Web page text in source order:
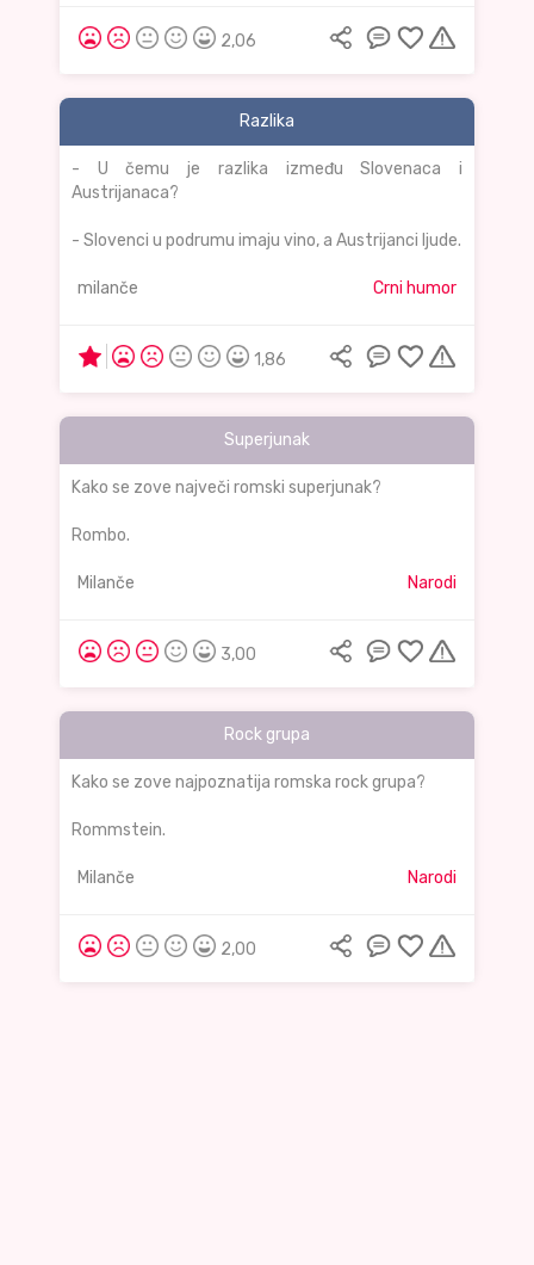
2,06
Razlika
- U čemu je razlika između Slovenaca i
Austrijanaca?
- Slovenci u podrumu imaju vino, a Austrijanci ljude.
milanče Crni humor
1,86
Superjunak
Kako se zove največi romski superjunak?
Rombo.
Milanče Narodi
3,00
Rock grupa
Kako se zove najpoznatija romska rock grupa?
Rommstein.
Milanče Narodi
2,00